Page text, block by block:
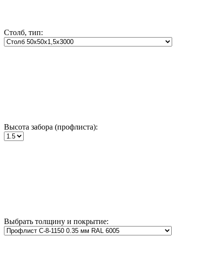
Столб, тип:
Высота забора (профлиста):
Выбрать толщину и покрытие: